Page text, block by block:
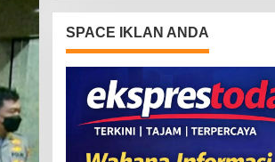
SPACE IKLAN ANDA